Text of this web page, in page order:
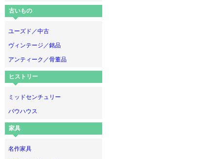
古いもの
ユーズド／中古
ヴィンテージ／銘品
アンティーク／骨董品
ヒストリー
ミッドセンチュリー
バウハウス
家具
名作家具